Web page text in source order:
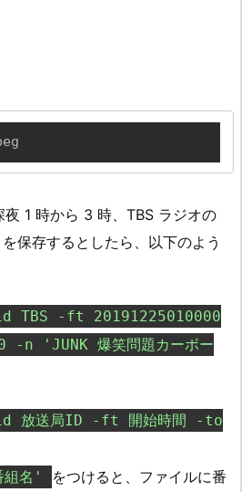
1 時から 3 時、TBS ラジオの
保存するとしたら、以下のよう
-ft 20191225010000
n 'JUNK 爆笑問題カーボー
送局ID -ft 開始時間 -to
名'
をつけると、ファイルに番